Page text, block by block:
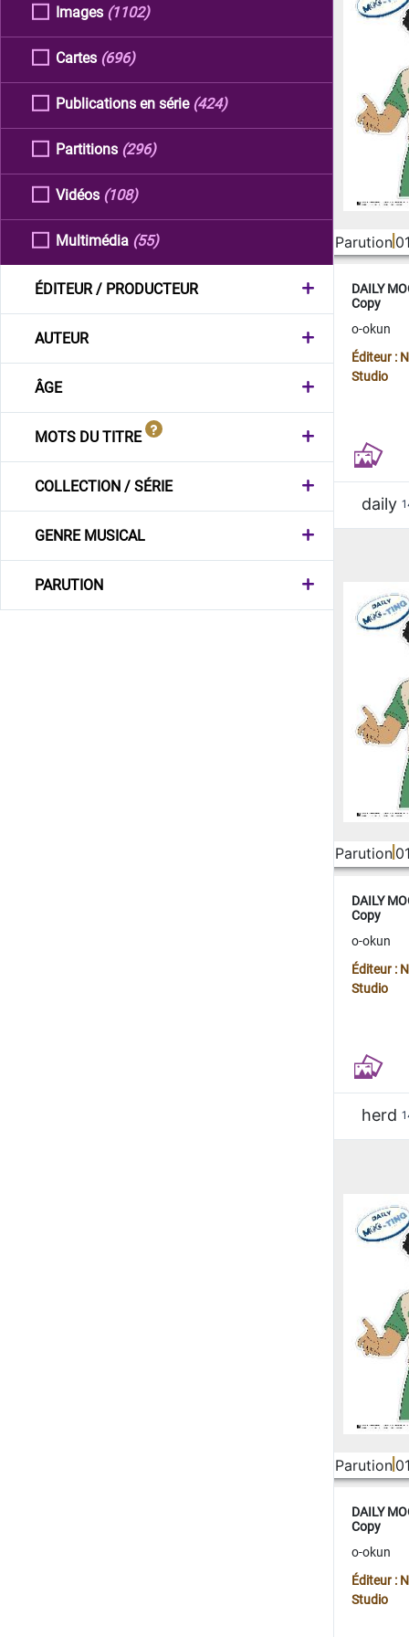
Images (1102)
Cartes (696)
Publications en série (424)
Partitions (296)
Vidéos (108)
Multimédia (55)
ÉDITEUR / PRODUCTEUR
AUTEUR
ÂGE
MOTS DU TITRE
COLLECTION / SÉRIE
GENRE MUSICAL
PARUTION
Parution
DAILY
Copy
o-okun
Éditeur :
Studio
daily
Parution
DAILY
Copy
o-okun
Éditeur :
Studio
herd
Parution
DAILY
Copy
o-okun
Éditeur :
Studio